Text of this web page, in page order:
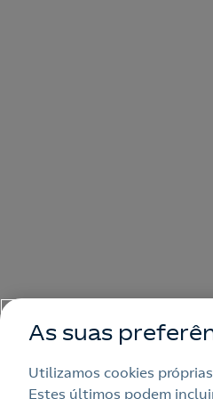
As suas
Utilizamos cookies
Estes últimos podem